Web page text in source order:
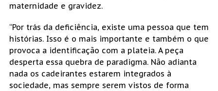
maternidade e gravidez.
“Por trás da deficiência, existe uma pessoa que tem
histórias. Isso é o mais importante e também o que
provoca a identificação com a plateia. A peça
desperta essa quebra de paradigma. Não adianta
nada os cadeirantes estarem integrados à
sociedade, mas sempre serem vistos de forma